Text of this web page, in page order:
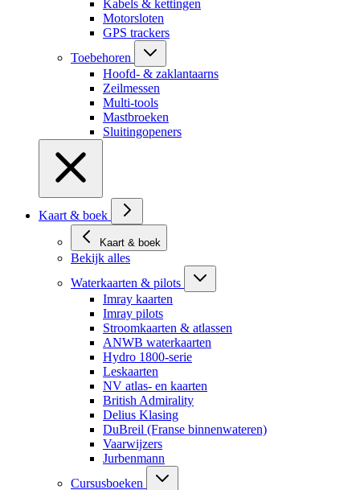
Kabels & kettingen
Motorsloten
GPS trackers
Toebehoren
Hoofd- & zaklantaarns
Zeilmessen
Multi-tools
Mastbroeken
Sluitingopeners
Kaart & boek
Kaart & boek
Bekijk alles
Waterkaarten & pilots
Imray kaarten
Imray pilots
Stroomkaarten & atlassen
ANWB waterkaarten
Hydro 1800-serie
Leskaarten
NV atlas- en kaarten
British Admirality
Delius Klasing
DuBreil (Franse binnenwateren)
Vaarwijzers
Jurbenmann
Cursusboeken